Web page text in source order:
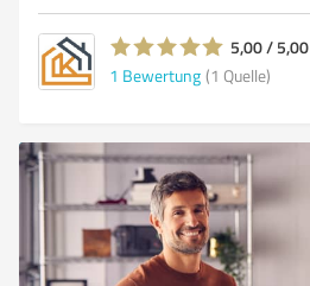
5,00 / 5,00
1 Bewertung (1 Quelle)